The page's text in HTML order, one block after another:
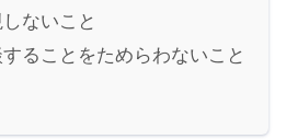
ないこと
ることをためらわないこと